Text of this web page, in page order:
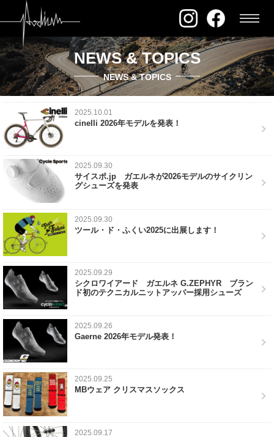
NEWS & TOPICS
NEWS & TOPICS
2025.10.01
cinelli 2026年モデルを発表！
2025.09.30
サイスポ.jp ガエルネが2026モデルのサイクリン
グシューズを発表
2025.09.30
ツール・ド・ふくい2025に出展します！
2025.09.29
シクロワイアード ガエルネ G.ZEPHYR ブラン
ド初のテクニカルニットアッパー採用シューズ
2025.09.26
Gaerne 2026年モデル発表！
2025.09.25
MBウェア クリスマスソックス
2025.09.17